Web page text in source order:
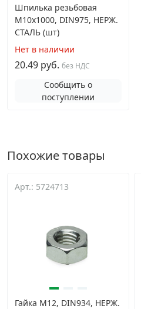
Шпилька резьбовая
М10х1000, DIN975, НЕРЖ.
СТАЛЬ (шт)
Нет в наличии
20.49 руб. без НДС
Сообщить о
поступлении
Похожие товары
Арт.: 5724713
Гайка М12, DIN934, НЕРЖ.